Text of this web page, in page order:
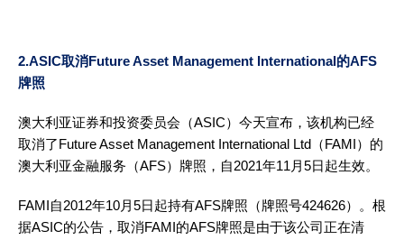
2.ASIC取消Future Asset Management International的AFS
牌照
澳大利亚证券和投资委员会（ASIC）今天宣布，该机构已经
取消了Future Asset Management International Ltd（FAMI）的
澳大利亚金融服务（AFS）牌照，自2021年11月5日起生效。
FAMI自2012年10月5日起持有AFS牌照（牌照号424626）。根
据ASIC的公告，取消FAMI的AFS牌照是由于该公司正在清